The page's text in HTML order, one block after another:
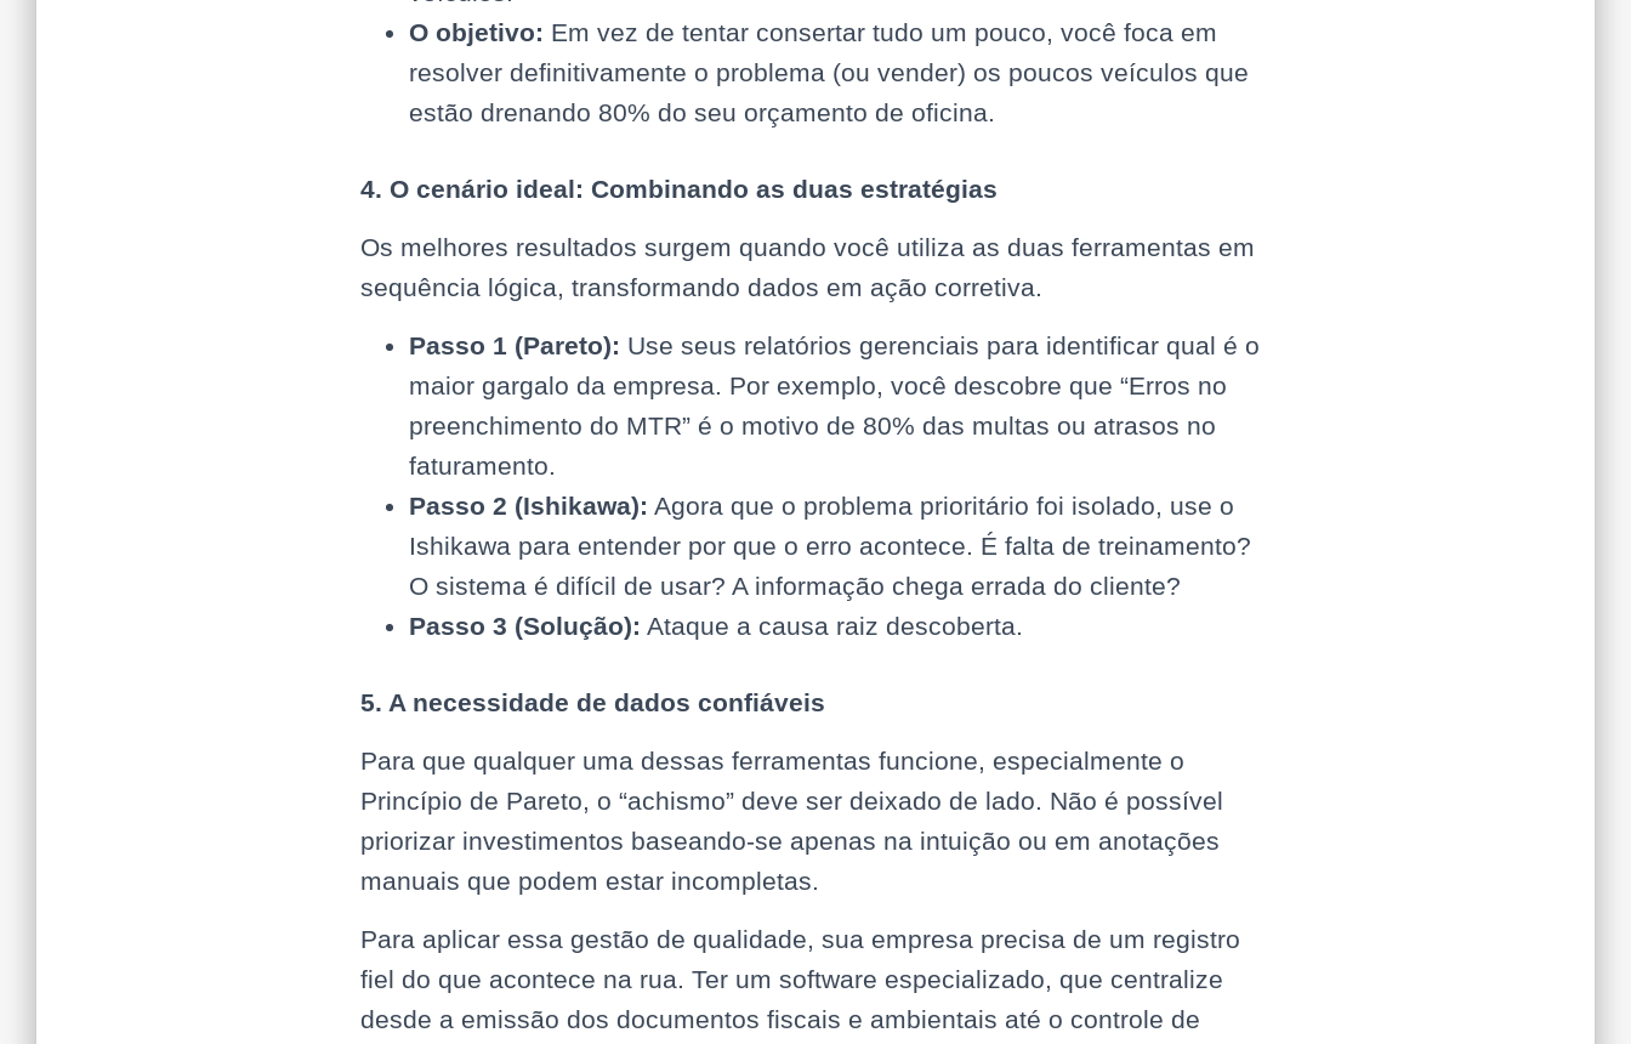
O objetivo: Em vez de tentar consertar tudo um pouco, você foca em
resolver definitivamente o problema (ou vender) os poucos veículos que
estão drenando 80% do seu orçamento de oficina.
4. O cenário ideal: Combinando as duas estratégias
Os melhores resultados surgem quando você utiliza as duas ferramentas em
sequência lógica, transformando dados em ação corretiva.
Passo 1 (Pareto): Use seus relatórios gerenciais para identificar qual é o
maior gargalo da empresa. Por exemplo, você descobre que “Erros no
preenchimento do MTR” é o motivo de 80% das multas ou atrasos no
faturamento.
Passo 2 (Ishikawa): Agora que o problema prioritário foi isolado, use o
Ishikawa para entender por que o erro acontece. É falta de treinamento?
O sistema é difícil de usar? A informação chega errada do cliente?
Passo 3 (Solução): Ataque a causa raiz descoberta.
5. A necessidade de dados confiáveis
Para que qualquer uma dessas ferramentas funcione, especialmente o
Princípio de Pareto, o “achismo” deve ser deixado de lado. Não é possível
priorizar investimentos baseando-se apenas na intuição ou em anotações
manuais que podem estar incompletas.
Para aplicar essa gestão de qualidade, sua empresa precisa de um registro
fiel do que acontece na rua. Ter um software especializado, que centralize
desde a emissão dos documentos fiscais e ambientais até o controle de